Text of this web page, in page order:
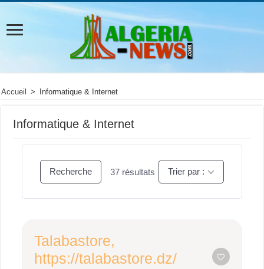
Accueil > Informatique & Internet
Informatique & Internet
Recherche 37 résultats Trier par :
Talabastore,
https://talabastore.dz/